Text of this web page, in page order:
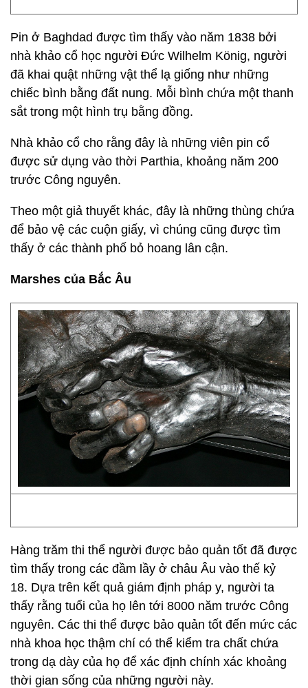
Pin ở Baghdad được tìm thấy vào năm 1838 bởi
nhà khảo cổ học người Đức Wilhelm König, người
đã khai quật những vật thể lạ giống như những
chiếc bình bằng đất nung. Mỗi bình chứa một thanh
sắt trong một hình trụ bằng đồng.
Nhà khảo cổ cho rằng đây là những viên pin cổ
được sử dụng vào thời Parthia, khoảng năm 200
trước Công nguyên.
Theo một giả thuyết khác, đây là những thùng chứa
để bảo vệ các cuộn giấy, vì chúng cũng được tìm
thấy ở các thành phố bỏ hoang lân cận.
Marshes của Bắc Âu
Hàng trăm thi thể người được bảo quản tốt đã được
tìm thấy trong các đầm lầy ở châu Âu vào thế kỷ
18. Dựa trên kết quả giám định pháp y, người ta
thấy rằng tuổi của họ lên tới 8000 năm trước Công
nguyên. Các thi thể được bảo quản tốt đến mức các
nhà khoa học thậm chí có thể kiểm tra chất chứa
trong dạ dày của họ để xác định chính xác khoảng
thời gian sống của những người này.